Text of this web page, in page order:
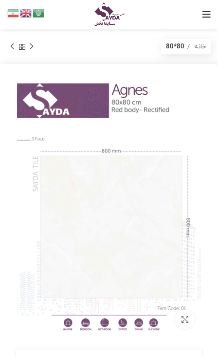
خانه 80*80
برای بزرگنمایی کلیک کنید